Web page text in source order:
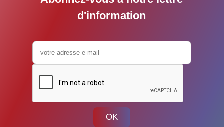
d'information
OK